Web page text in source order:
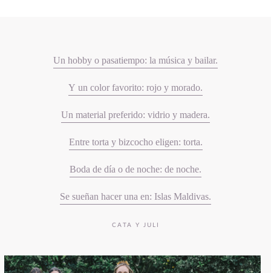
Un hobby o pasatiempo: la música y bailar.
Y un color favorito: rojo y morado.
Un material preferido: vidrio y madera.
Entre torta y bizcocho eligen: torta.
Boda de día o de noche: de noche.
Se sueñan hacer una en: Islas Maldivas.
CATA Y JULI